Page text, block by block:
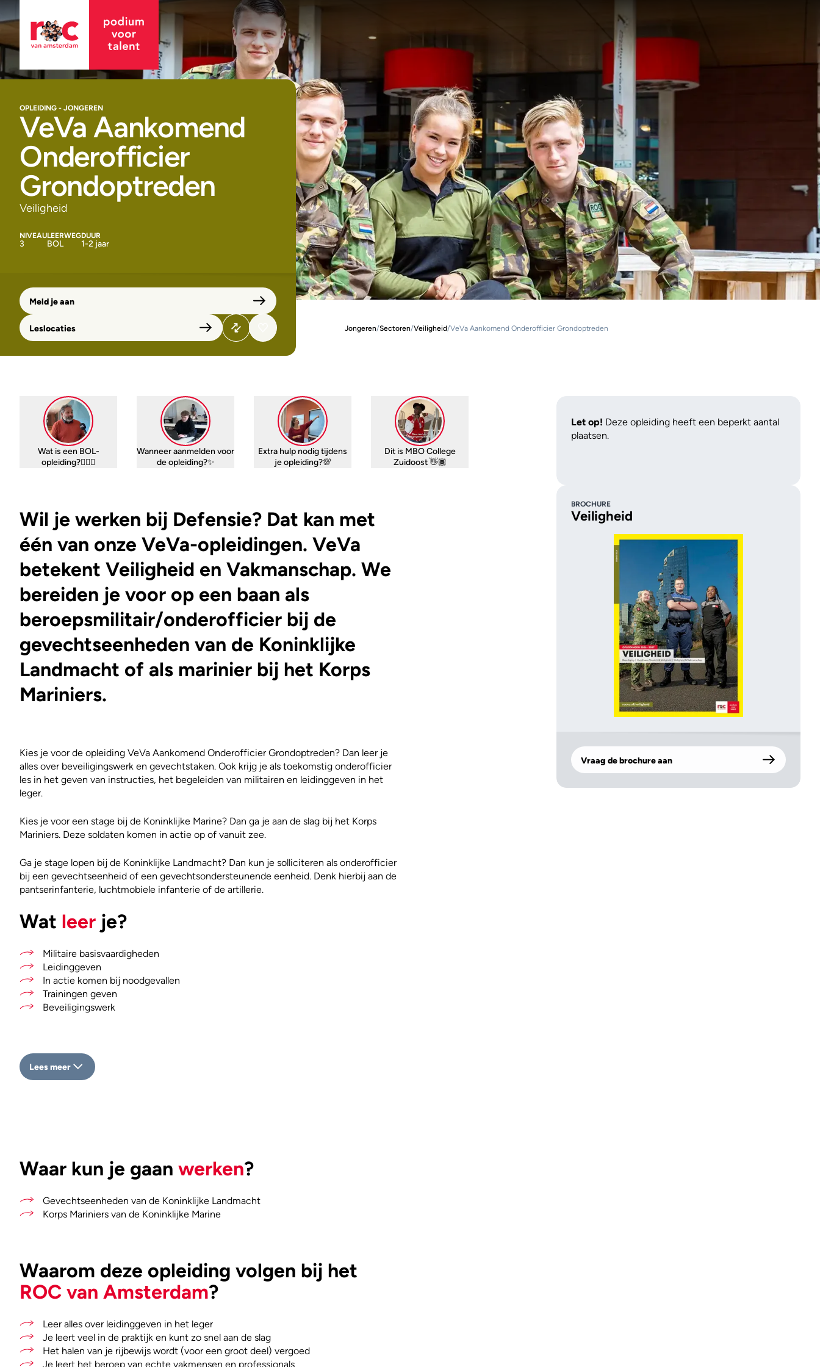
OPLEIDING - JONGEREN
VeVa Aankomend
Onderofficier
Grondoptreden
Veiligheid
NIVEAU
3
LEERWEG
BOL
DUUR
1-2 jaar
Meld je aan
Leslocaties Jongeren/Sectoren/Veiligheid/VeVa Aankomend Onderofficier Grondoptreden
Let op! Deze opleiding heeft een beperkt aantal
plaatsen.
Wat is een BOL-
opleiding?🤷🏼‍♀️
Wanneer aanmelden voor
de opleiding?✨
Extra hulp nodig tijdens
je opleiding?💯
Dit is MBO College
Zuidoost 👋🏾
Wil je werken bij Defensie? Dat kan met
één van onze VeVa-opleidingen. VeVa
betekent Veiligheid en Vakmanschap. We
bereiden je voor op een baan als
beroepsmilitair/onderofficier bij de
gevechtseenheden van de Koninklijke
Landmacht of als marinier bij het Korps
Mariniers.
Kies je voor de opleiding VeVa Aankomend Onderofficier Grondoptreden? Dan leer je
alles over beveiligingswerk en gevechtstaken. Ook krijg je als toekomstig onderofficier
les in het geven van instructies, het begeleiden van militairen en leidinggeven in het
leger.
Kies je voor een stage bij de Koninklijke Marine? Dan ga je aan de slag bij het Korps
Mariniers. Deze soldaten komen in actie op of vanuit zee.
Ga je stage lopen bij de Koninklijke Landmacht? Dan kun je solliciteren als onderofficier
bij een gevechtseenheid of een gevechtsondersteunende eenheid. Denk hierbij aan de
pantserinfanterie, luchtmobiele infanterie of de artillerie.
Wat leer je?
Militaire basisvaardigheden
Leidinggeven
In actie komen bij noodgevallen
Trainingen geven
Beveiligingswerk
Lees meer
BROCHURE
Veiligheid
Vraag de brochure aan
Waar kun je gaan werken?
Gevechtseenheden van de Koninklijke Landmacht
Korps Mariniers van de Koninklijke Marine
Waarom deze opleiding volgen bij het
ROC van Amsterdam?
Leer alles over leidinggeven in het leger
Je leert veel in de praktijk en kunt zo snel aan de slag
Het halen van je rijbewijs wordt (voor een groot deel) vergoed
Je leert het beroep van echte vakmensen en professionals